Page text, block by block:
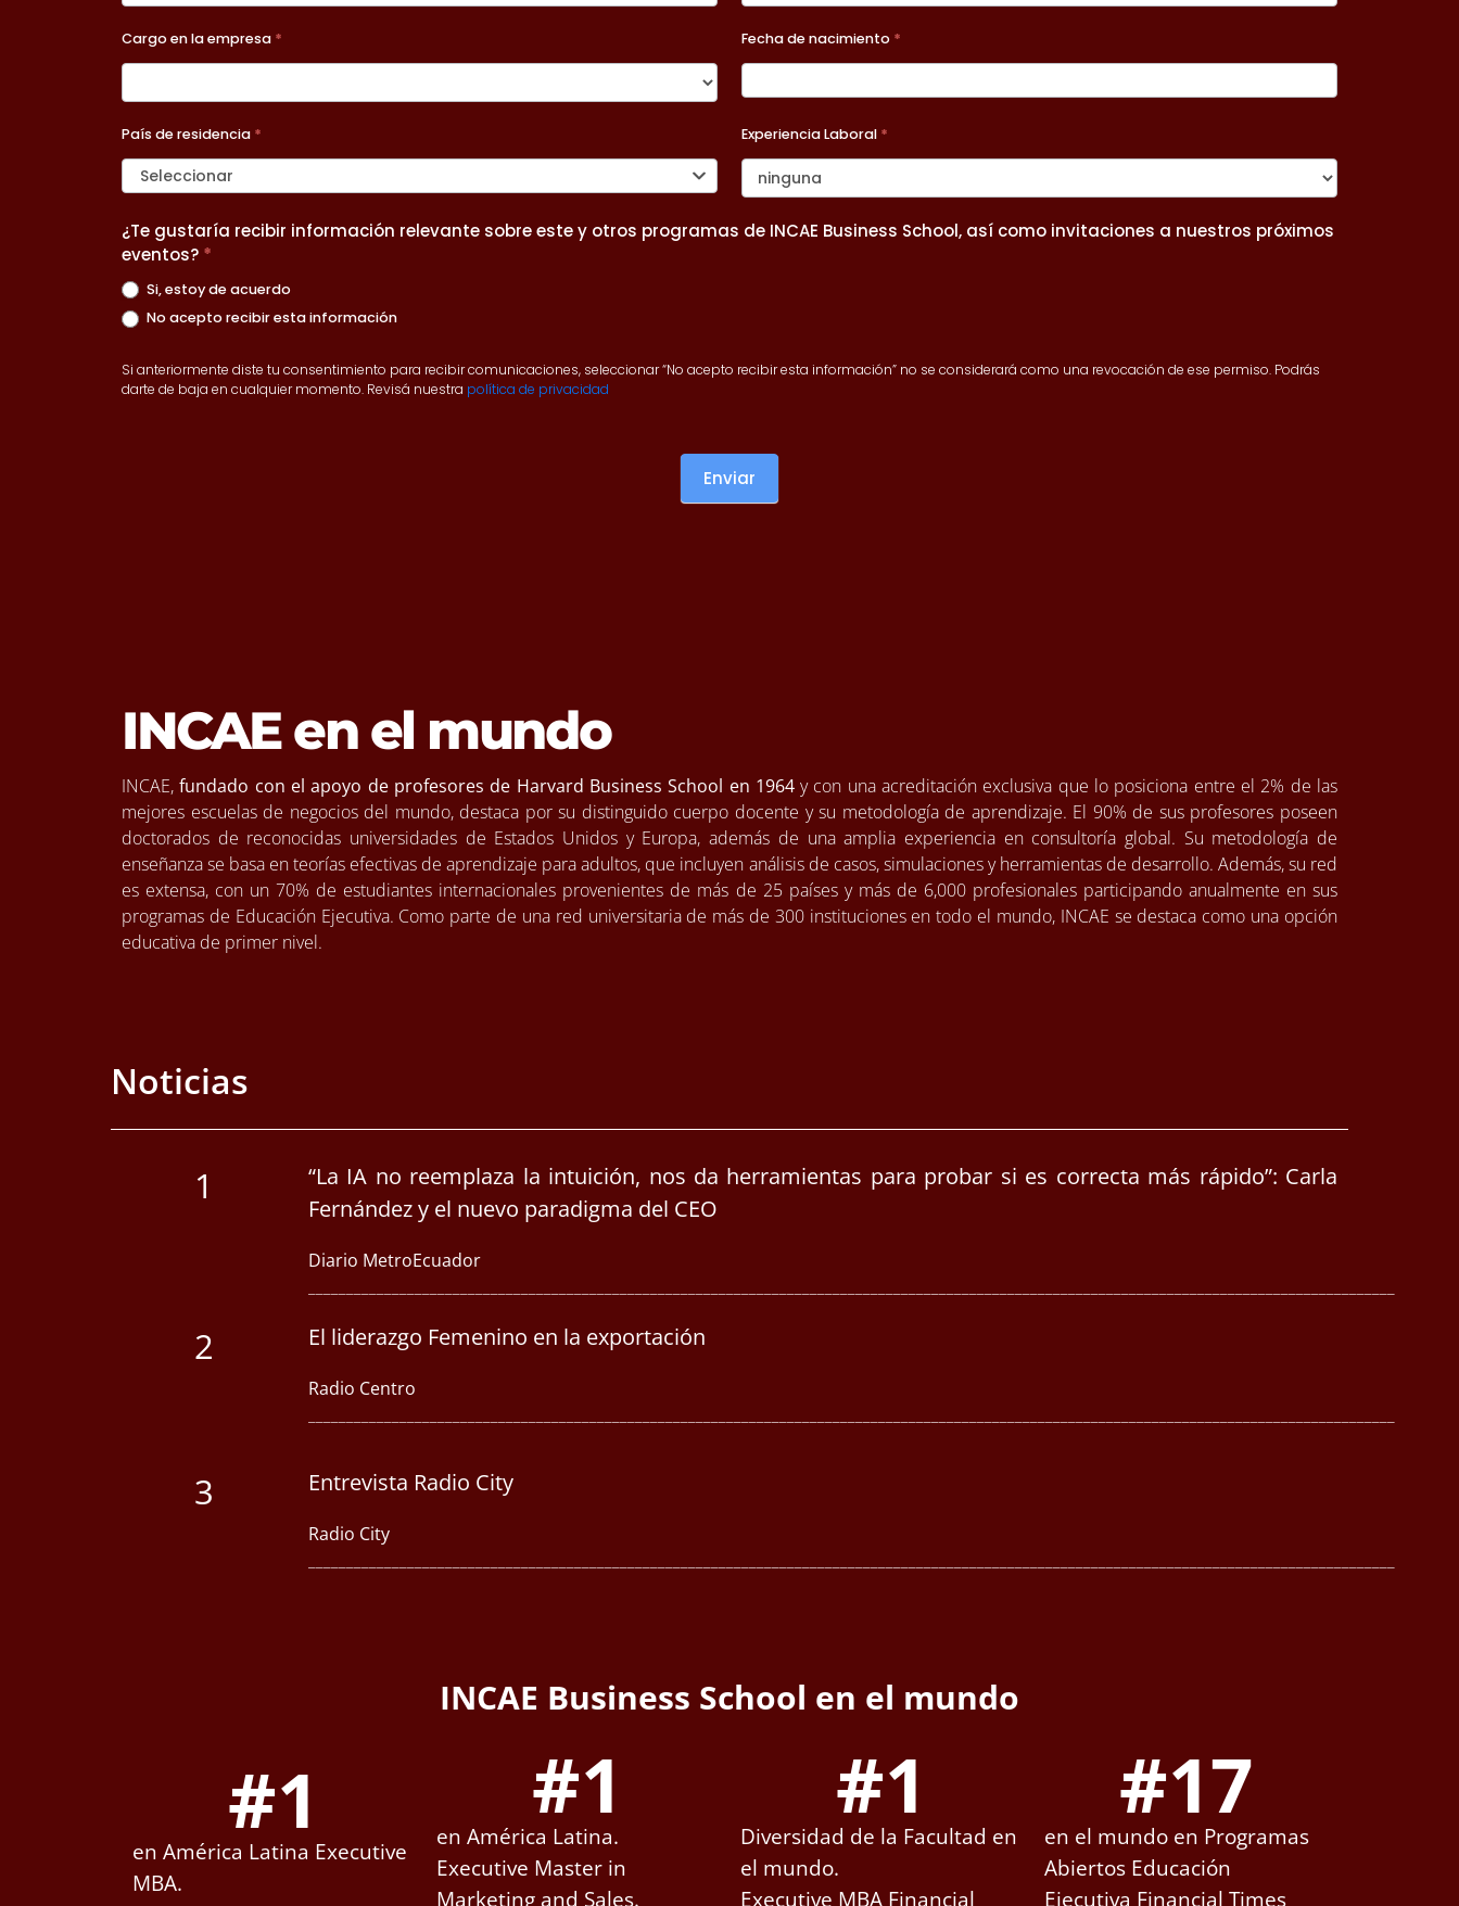
Cargo en la empresa * Fecha de nacimiento *
País de residencia *
Seleccionar
Experiencia Laboral *
¿Te gustaría recibir información relevante sobre este y otros programas de INCAE Business School, así como invitaciones a nuestros próximos
eventos? *
Si, estoy de acuerdo
No acepto recibir esta información
Si anteriormente diste tu consentimiento para recibir comunicaciones, seleccionar “No acepto recibir esta información” no se considerará como una revocación de ese permiso. Podrás
darte de baja en cualquier momento. Revisá nuestra política de privacidad
Enviar
INCAE en el mundo
INCAE,fundado con el apoyo de profesores de Harvard Business School en 1964y con una acreditación exclusiva que lo posiciona entre el 2% de las
mejores escuelas de negocios del mundo, destaca por su distinguido cuerpo docente y su metodología de aprendizaje. El 90% de sus profesores poseen
doctorados de reconocidas universidades de Estados Unidos y Europa, además de una amplia experiencia en consultoría global. Su metodología de
enseñanza se basa en teorías efectivas de aprendizaje para adultos, que incluyen análisis de casos, simulaciones y herramientas de desarrollo. Además, su red
es extensa, con un 70% de estudiantes internacionales provenientes de más de 25 países y más de 6,000 profesionales participando anualmente en sus
programas de Educación Ejecutiva. Como parte de una red universitaria de más de 300 instituciones en todo el mundo, INCAE se destaca como una opción
educativa de primer nivel.
Noticias
1
“La IA no reemplaza la intuición, nos da herramientas para probar si es correcta más rápido”: Carla
Fernández y el nuevo paradigma del CEO
Diario MetroEcuador
2 El liderazgo Femenino en la exportación
Radio Centro
3 Entrevista Radio City
Radio City
INCAE Business School en el mundo
en América Latina Executive
MBA.
#1
en América Latina.
Executive Master in
Marketing and Sales.
#1
Diversidad de la Facultad en
el mundo.
Executive MBA Financial
#1
en el mundo en Programas
Abiertos Educación
Ejecutiva Financial Times
#17